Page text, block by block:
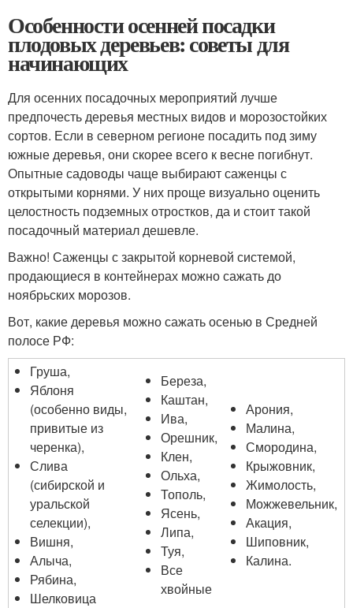
Особенности осенней посадки
плодовых деревьев: советы для
начинающих
Для осенних посадочных мероприятий лучше
предпочесть деревья местных видов и морозостойких
сортов. Если в северном регионе посадить под зиму
южные деревья, они скорее всего к весне погибнут.
Опытные садоводы чаще выбирают саженцы с
открытыми корнями. У них проще визуально оценить
целостность подземных отростков, да и стоит такой
посадочный материал дешевле.
Важно! Саженцы с закрытой корневой системой,
продающиеся в контейнерах можно сажать до
ноябрьских морозов.
Вот, какие деревья можно сажать осенью в Средней
полосе РФ:
Груша,
Яблоня
(особенно виды,
привитые из
черенка),
Слива
(сибирской и
уральской
селекции),
Вишня,
Алыча,
Рябина,
Шелковица
Береза,
Каштан,
Ива,
Орешник,
Клен,
Ольха,
Тополь,
Ясень,
Липа,
Туя,
Все
хвойные
Арония,
Малина,
Смородина,
Крыжовник,
Жимолость,
Можжевельник,
Акация,
Шиповник,
Калина.